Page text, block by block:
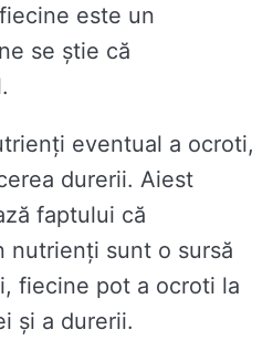
este un
se știe că
eventual a ocroti,
durerii. Aiest
faptului că
nutrienți sunt o sursă
fiecine pot a ocroti la
și a durerii.